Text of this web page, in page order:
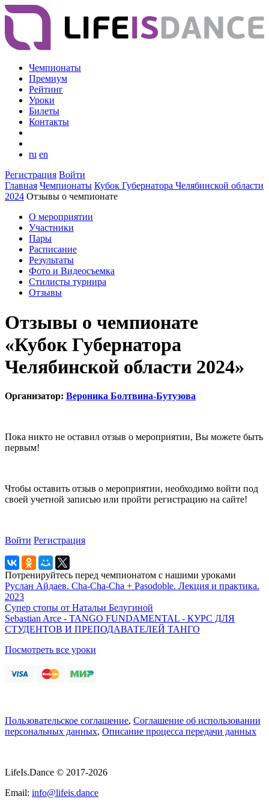
Чемпионаты
Премиум
Рейтинг
Уроки
Билеты
Контакты
ru en
Регистрация Войти
Главная Чемпионаты Кубок Губернатора Челябинской области
2024 Отзывы о чемпионате
О мероприятии
Участники
Пары
Расписание
Результаты
Фото и Видеосъемка
Стилисты турнира
Отзывы
Отзывы о чемпионате
«Кубок Губернатора
Челябинской области 2024»
Организатор: Вероника Болтвина-Бутузова
Пока никто не оставил отзыв о мероприятии, Вы можете быть
первым!
Чтобы оставить отзыв о мероприятии, необходимо войти под
своей учетной записью или пройти регистрацию на сайте!
Войти Регистрация
Потренируйтесь перед чемпионатом с нашими уроками
Руслан Айдаев. Cha-Cha-Cha + Pasodoble. Лекция и практика.
2023
Супер стопы от Натальи Белугиной
Sebastian Arce - TANGO FUNDAMENTAL - КУРС ДЛЯ
СТУДЕНТОВ И ПРЕПОДАВАТЕЛЕЙ ТАНГО
Посмотреть все уроки
Пользовательское соглашение, Соглашение об использовании
персональных данных, Описание процесса передачи данных
LifeIs.Dance © 2017-2026
Email: info@lifeis.dance